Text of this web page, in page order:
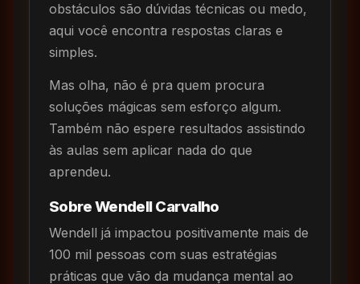
obstáculos são dúvidas técnicas ou medo,
aqui você encontra respostas claras e
simples.
Mas olha, não é pra quem procura
soluções mágicas sem esforço algum.
Também não espere resultados assistindo
às aulas sem aplicar nada do que
aprendeu.
Sobre Wendell Carvalho
Wendell já impactou positivamente mais de
100 mil pessoas com suas estratégias
práticas que vão da mudança mental ao